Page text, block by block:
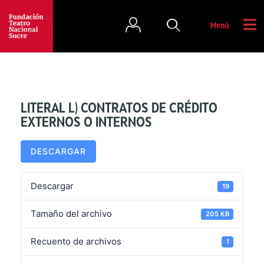
Menú
LITERAL L) CONTRATOS DE CRÉDITO
EXTERNOS O INTERNOS
DESCARGAR
Descargar 19
Tamaño del archivo 205 KB
Recuento de archivos 1